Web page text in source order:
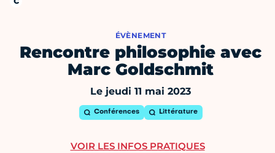
ÉVÈNEMENT
Rencontre philosophie avec
Marc Goldschmit
Le jeudi 11 mai 2023
Conférences Littérature
VOIR LES INFOS PRATIQUES